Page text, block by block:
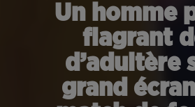
Un homme
flagrant
d’adultère
grand